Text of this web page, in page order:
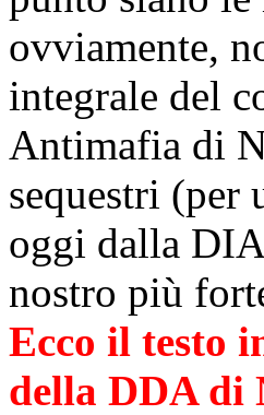
ovviamente,
integrale del
Antimafia di
sequestri
oggi dalla
nostro più
Ecco il testo
della DDA di